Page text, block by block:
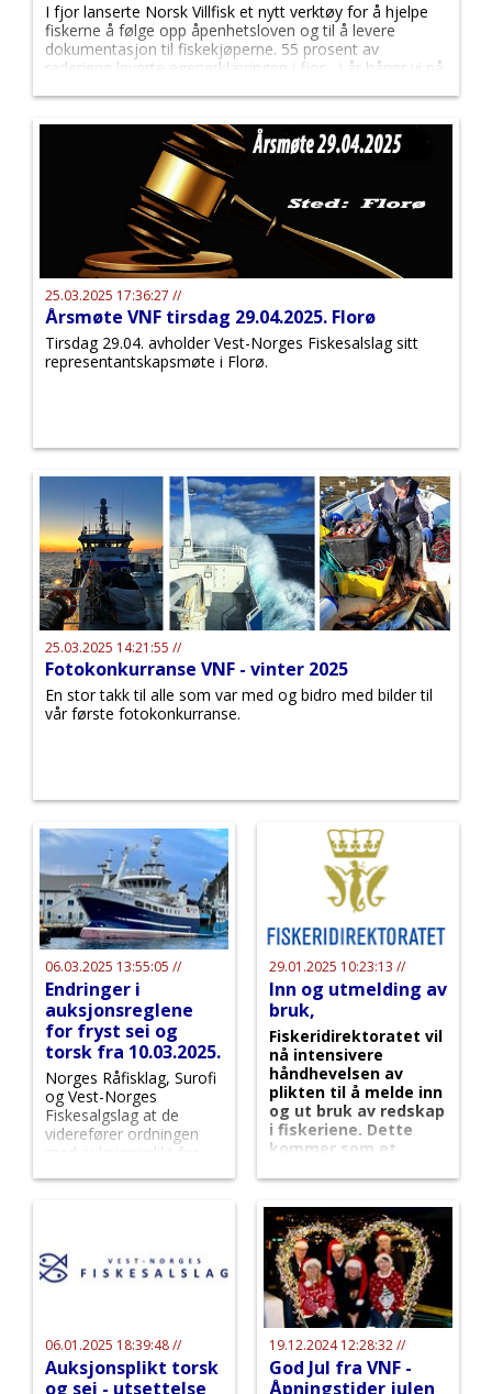
I fjor lanserte Norsk Villfisk et nytt verktøy for å hjelpe
fiskerne å følge opp åpenhetsloven og til å levere
dokumentasjon til fiskekjøperne. 55 prosent av
rederiene leverte egenerklæringen i fjor - i år håper vi på
25.03.2025 17:36:27 //
Årsmøte VNF tirsdag 29.04.2025. Florø
Tirsdag 29.04. avholder Vest-Norges Fiskesalslag sitt
representantskapsmøte i Florø.
25.03.2025 14:21:55 //
Fotokonkurranse VNF - vinter 2025
En stor takk til alle som var med og bidro med bilder til
vår første fotokonkurranse.
06.03.2025 13:55:05 //
Endringer i
auksjonsreglene
for fryst sei og
torsk fra 10.03.2025.
Norges Råfisklag, Surofi
og Vest-Norges
Fiskesalgslag at de
viderefører ordningen
med auksjonsplikt for
29.01.2025 10:23:13 //
Inn og utmelding av
bruk,
Fiskeridirektoratet vil
nå intensivere
håndhevelsen av
plikten til å melde inn
og ut bruk av redskap
i fiskeriene. Dette
kommer som et
fiskere har unnlatt å
følge regelverket, til
tross for påminnelser
som ble sendt ut før
jul, melder
direktoratet.
06.01.2025 18:39:48 //
Auksjonsplikt torsk
og sei - utsettelse
19.12.2024 12:28:32 //
God Jul fra VNF -
Åpningstider julen